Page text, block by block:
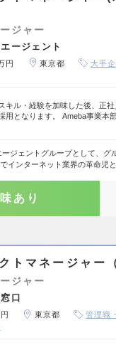
ジャー
ージェント
円 東京都 大手
ル・経験を加味した後、正社
用となります。 Ameba事業本
ージェントグループとして、グ
インターネット業界の革命児
あり
トマネージャー
ジャー
口
東京都 管理職